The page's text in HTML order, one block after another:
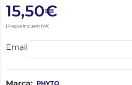
15,50€
(Preços incluem IVA)
Email
PHYTO